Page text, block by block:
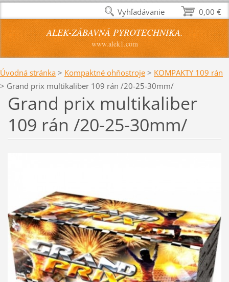
ALEK-ZÁBAVNÁ PYROTECHNIKA.
www.alek1.com
Úvodná stránka > Kompaktné ohňostroje > KOMPAKTY 109 rán
> Grand prix multikaliber 109 rán /20-25-30mm/
Grand prix multikaliber
109 rán /20-25-30mm/
0,00 €
Vyhľadávanie